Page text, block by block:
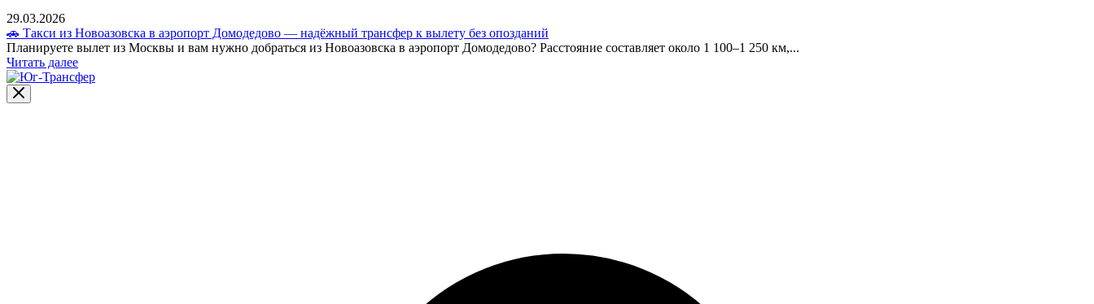
29.03.2026
🚗 Такси из Новоазовска в аэропорт Домодедово — надёжный трансфер к вылету без опозданий
Планируете вылет из Москвы и вам нужно добраться из Новоазовска в аэропорт Домодедово? Расстояние составляет около 1 100–1 250 км,...
Читать далее